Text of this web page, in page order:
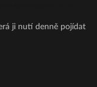
ji nutí denně pojídat